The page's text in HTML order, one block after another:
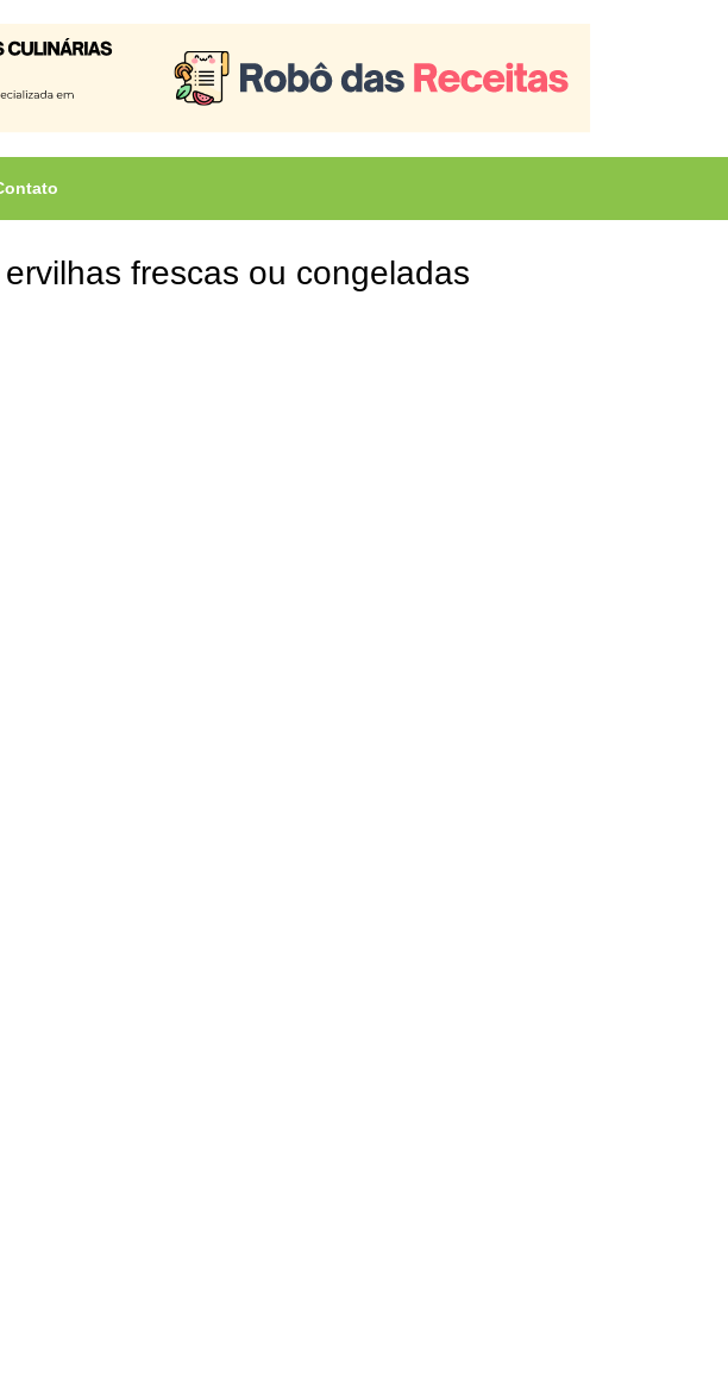
frescas ou congeladas